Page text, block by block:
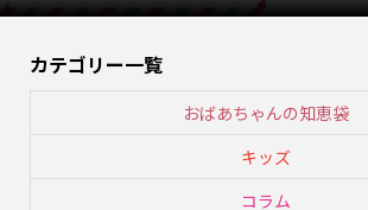
カテゴリー一覧
おばあちゃんの知恵袋
キッズ
コラム